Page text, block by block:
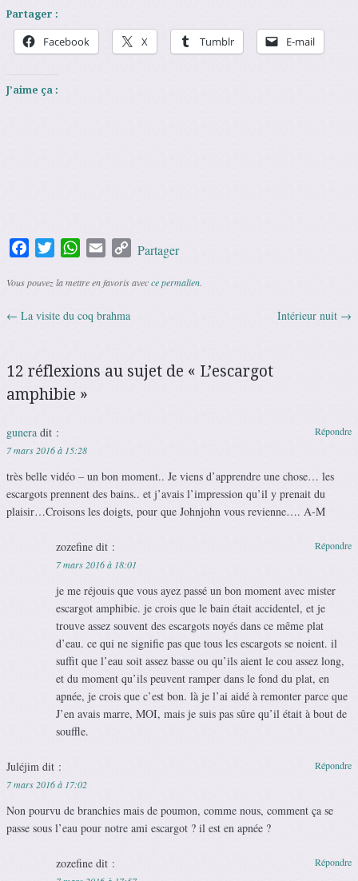
Partager :
Facebook X Tumblr E-mail
J’aime ça :
FacebookTwitterWhatsApp
Email Copy
Partager
Vous pouvez la mettre en favoris avecce permalien
Navigation des articles
← La visite du coq brahma Intérieur nuit →
12 réflexions au sujet de « L’escargot
amphibie »
gunera dit :
7 mars 2016 à 15:28
très belle vidéo – un bon moment.. Je viens d’apprendre une chose… les
escargots prennent des bains.. et j’avais l’impression qu’il y prenait du
plaisir…Croisons les doigts, pour que Johnjohn vous revienne…. A-M
Répondre
zozefine dit :
7 mars 2016 à 18:01
je me réjouis que vous ayez passé un bon moment avec mister
escargot amphibie. je crois que le bain était accidentel, et je
trouve assez souvent des escargots noyés dans ce même plat
d’eau. ce qui ne signifie pas que tous les escargots se noient. il
suffit que l’eau soit assez basse ou qu’ils aient le cou assez long,
et du moment qu’ils peuvent ramper dans le fond du plat, en
apnée, je crois que c’est bon. là je l’ai aidé à remonter parce que
J’en avais marre, MOI, mais je suis pas sûre qu’il était à bout de
souffle.
Répondre
Juléjim dit :
7 mars 2016 à 17:02
Non pourvu de branchies mais de poumon, comme nous, comment ça se
passe sous l’eau pour notre ami escargot ? il est en apnée ?
Répondre
zozefine dit : Répondre